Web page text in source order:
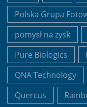
Polska Grupa
pomysł na zysk
Pure Biologics
QNA Technology
Quercus